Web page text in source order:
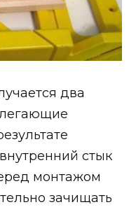
два
стык
монтажом
зачищать